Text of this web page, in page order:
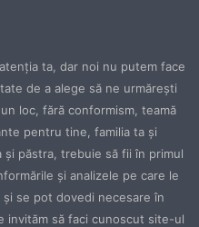
ta, dar noi nu putem face
de a alege să ne urmăreşti
loc, fără conformism, teamă
pentru tine, familia ta şi
păstra, trebuie să fii în primul
şi analizele pe care le
se pot dovedi necesare în
invităm să faci cunoscut site-ul